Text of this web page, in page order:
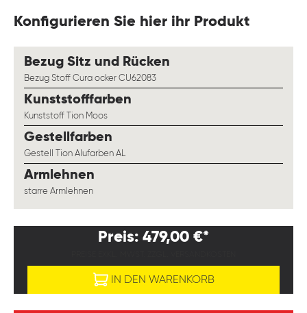
Konfigurieren Sie hier ihr Produkt
Bezug Sitz und Rücken
Bezug Stoff Cura ocker CU62083
Kunststofffarben
Kunststoff Tion Moos
Gestellfarben
Gestell Tion Alufarben AL
Armlehnen
starre Armlehnen
Preis: 479,00 €*
IN DEN WARENKORB